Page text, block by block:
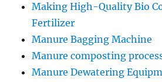
Making High-Quality Bio
Fertilizer
Manure Bagging Machine
Manure composting
Manure Dewatering